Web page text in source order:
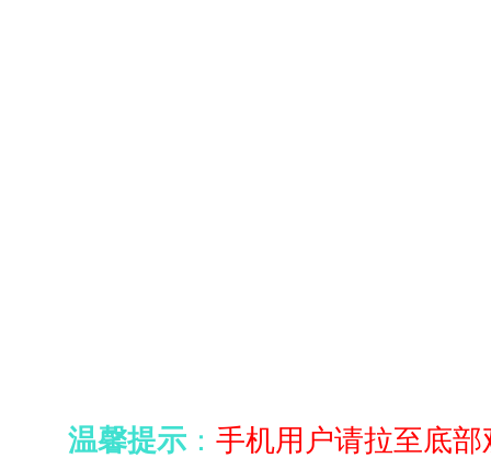
温馨提示 ： 手机用户请拉至底部